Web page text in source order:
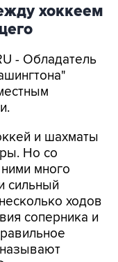
хоккеем
- Обладатель
и шахматы
Но со
много
сильный
ходов
соперника и